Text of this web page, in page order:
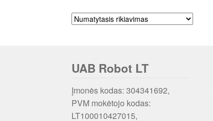
UAB Robot LT
Įmonės kodas: 304341692,
PVM mokėtojo kodas:
LT100010427015,